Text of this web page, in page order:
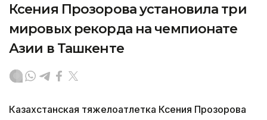
Ксения Прозорова установила три
мировых рекорда на чемпионате
Азии в Ташкенте
Казахстанская тяжелоатлетка Ксения Прозорова